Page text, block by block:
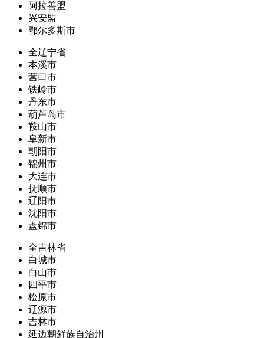
阿拉善盟
兴安盟
鄂尔多斯市
全辽宁省
本溪市
营口市
铁岭市
丹东市
葫芦岛市
鞍山市
阜新市
朝阳市
锦州市
大连市
抚顺市
辽阳市
沈阳市
盘锦市
全吉林省
白城市
白山市
四平市
松原市
辽源市
吉林市
延边朝鲜族自治州